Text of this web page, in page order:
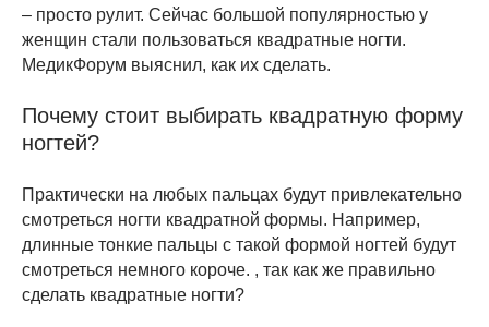
– просто рулит. Сейчас большой популярностью у
женщин стали пользоваться квадратные ногти.
МедикФорум выяснил, как их сделать.
Почему стоит выбирать квадратную форму
ногтей?
Практически на любых пальцах будут привлекательно
смотреться ногти квадратной формы. Например,
длинные тонкие пальцы с такой формой ногтей будут
смотреться немного короче. , так как же правильно
сделать квадратные ногти?